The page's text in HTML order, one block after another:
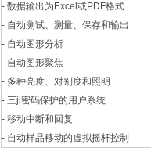
- 数据输出为Excel或PDF格式
- 自动测试、测量、保存和输出
- 自动图形分析
- 自动图形聚焦
- 多种亮度、对别度和照明
- 三ji密码保护的用户系统
- 移动中断和回复
- 自动样品移动的虚拟摇杆控制